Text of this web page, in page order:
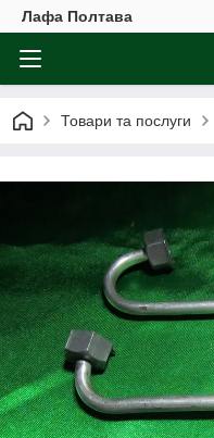
Лафа Полтава
Товари та послуги